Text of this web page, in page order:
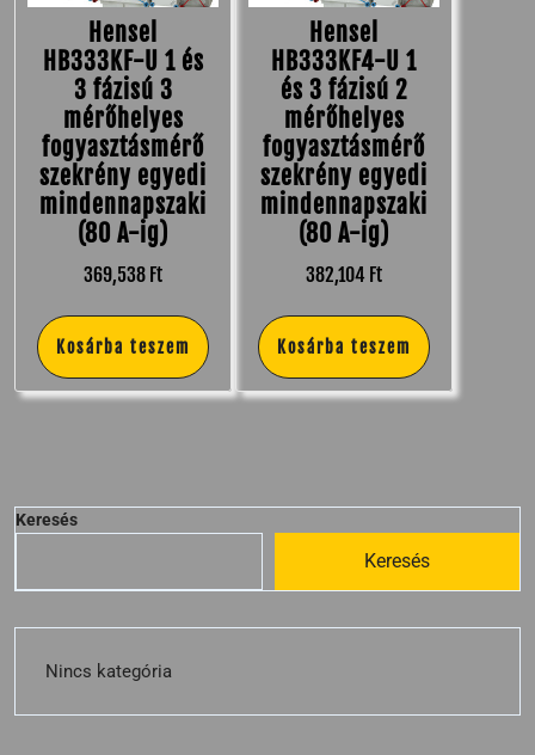
Hensel
HB333KF-U 1 és
3 fázisú 3
mérőhelyes
fogyasztásmérő
szekrény egyedi
mindennapszaki
(80 A-ig)
369,538 Ft
Kosárba teszem
Hensel
HB333KF4-U 1
és 3 fázisú 2
mérőhelyes
fogyasztásmérő
szekrény egyedi
mindennapszaki
(80 A-ig)
382,104 Ft
Kosárba teszem
Keresés
Keresés
Nincs kategória